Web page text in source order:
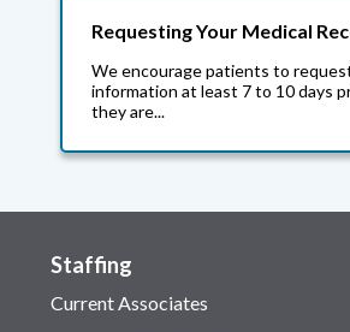
Requesting Your Medical
We encourage patients to
information at least 7 to 10 days
they are...
Staffing
Current Associates